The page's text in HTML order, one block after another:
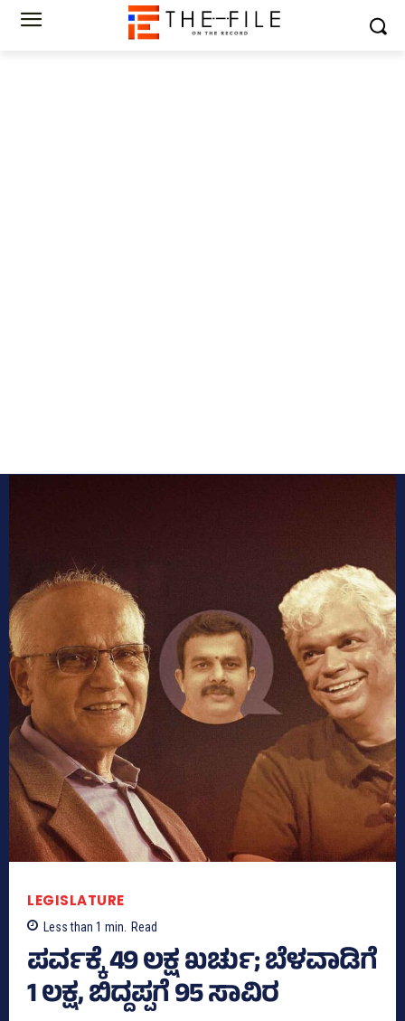
LEGISLATURE
Less than 1 min. Read
ಪರ್ವಕ್ಕೆ 49 ಲಕ್ಷ ಖರ್ಚು; ಬೆಳವಾಡಿಗೆ
1 ಲಕ್ಷ, ಬಿದ್ದಪ್ಪಗೆ 95 ಸಾವಿರ